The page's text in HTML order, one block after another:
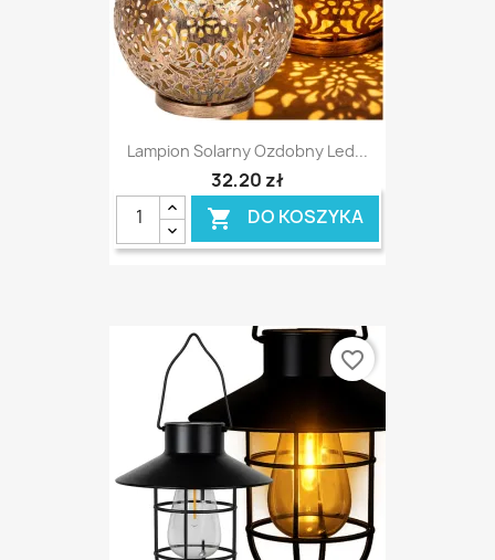
Lampion Solarny Ozdobny Led...
32,20 zł
 DO KOSZYKA
favorite_border